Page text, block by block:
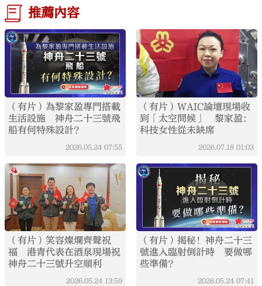
推薦內容
（有片）為黎家盈專門搭載
生活設施 神舟二十三號飛
船有何特殊設計？
2026.05.24 07:55
（有片）WAIC論壇現場收
到「太空問候」 黎家盈：
科技女性從未缺席
2026.07.18 01:03
（有片）笑容燦爛齊聲祝
福 港青代表在酒泉現場祝
神舟二十三號升空順利
2026.05.24 13:59
（有片）揭秘！神舟二十三
號進入臨射倒計時 要做哪
些準備？
2026.05.24 07:41